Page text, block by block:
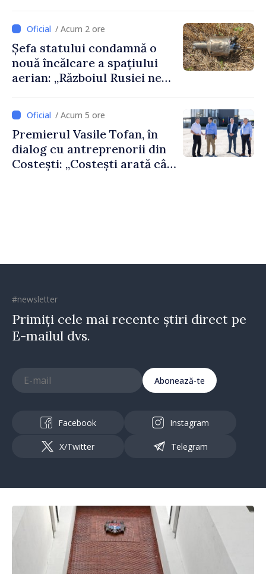
feriți de încercări și greșeli –
doar astfel puteți reuși”
/ Acum 2 ore
Șefa statului condamnă o
nouă încălcare a spațiului
aerian: „Războiul Rusiei ne
/ Acum 5 ore
Premierul Vasile Tofan, în
dialog cu antreprenorii din
Costești: „Costești arată cât
#newsletter
Primiți cele mai recente știri direct pe
E-mailul dvs.
Abonează-te
Facebook Instagram
X/Twitter Telegram